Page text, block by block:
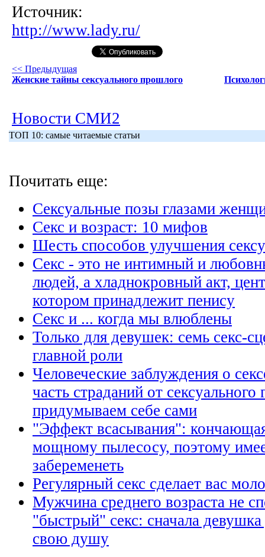
Источник:
http://www.lady.ru/
<< Предыдущая
Женские тайны сексуального прошлого
Новости СМИ2
ТОП 10: самые читаемые статьи
Почитать еще:
Сексуальные позы глазами
Секс и возраст: 10 мифов
Шесть способов улучшения
Секс - это не интимный и
людей, а хладнокровный акт,
котором принадлежит пенису
Секс и ... когда мы влюблены
Только для девушек: семь секс-
главной роли
Человеческие заблуждения о
часть страданий от
придумываем себе сами
"Эффект всасывания":
мощному пылесосу, поэтому
забеременеть
Регулярный секс сделает вас
Мужчина среднего возраста не
"быстрый" секс: сначала
свою душу